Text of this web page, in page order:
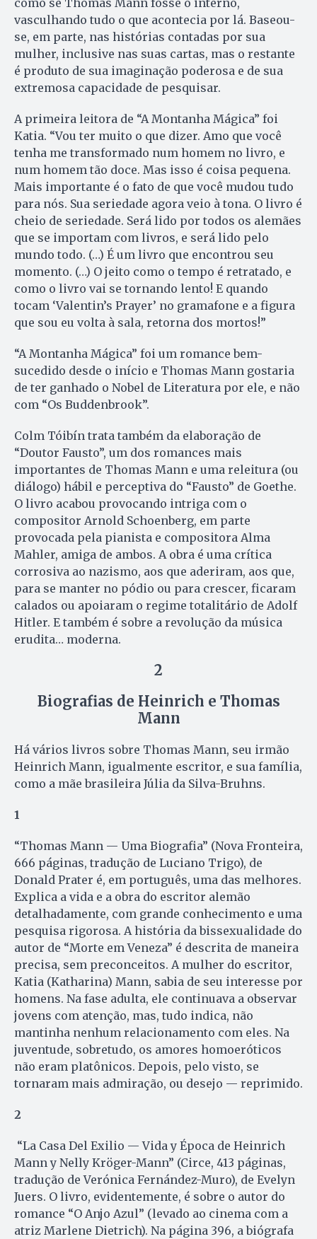
vasculhando tudo o que acontecia por lá. Baseou-
se, em parte, nas histórias contadas por sua
mulher, inclusive nas suas cartas, mas o restante
é produto de sua imaginação poderosa e de sua
extremosa capacidade de pesquisar.
A primeira leitora de “A Montanha Mágica” foi
Katia. “Vou ter muito o que dizer. Amo que você
tenha me transformado num homem no livro, e
num homem tão doce. Mas isso é coisa pequena.
Mais importante é o fato de que você mudou tudo
para nós. Sua seriedade agora veio à tona. O livro é
cheio de seriedade. Será lido por todos os alemães
que se importam com livros, e será lido pelo
mundo todo. (…) É um livro que encontrou seu
momento. (…) O jeito como o tempo é retratado, e
como o livro vai se tornando lento! E quando
tocam ‘Valentin’s Prayer’ no gramafone e a figura
que sou eu volta à sala, retorna dos mortos!”
“A Montanha Mágica” foi um romance bem-
sucedido desde o início e Thomas Mann gostaria
de ter ganhado o Nobel de Literatura por ele, e não
com “Os Buddenbrook”.
Colm Tóibín trata também da elaboração de
“Doutor Fausto”, um dos romances mais
importantes de Thomas Mann e uma releitura (ou
diálogo) hábil e perceptiva do “Fausto” de Goethe.
O livro acabou provocando intriga com o
compositor Arnold Schoenberg, em parte
provocada pela pianista e compositora Alma
Mahler, amiga de ambos. A obra é uma crítica
corrosiva ao nazismo, aos que aderiram, aos que,
para se manter no pódio ou para crescer, ficaram
calados ou apoiaram o regime totalitário de Adolf
Hitler. E também é sobre a revolução da música
erudita… moderna.
2
Biografias de Heinrich e Thomas
Mann
Há vários livros sobre Thomas Mann, seu irmão
Heinrich Mann, igualmente escritor, e sua família,
como a mãe brasileira Júlia da Silva-Bruhns.
1
“Thomas Mann — Uma Biografia” (Nova Fronteira,
666 páginas, tradução de Luciano Trigo), de
Donald Prater é, em português, uma das melhores.
Explica a vida e a obra do escritor alemão
detalhadamente, com grande conhecimento e uma
pesquisa rigorosa. A história da bissexualidade do
autor de “Morte em Veneza” é descrita de maneira
precisa, sem preconceitos. A mulher do escritor,
Katia (Katharina) Mann, sabia de seu interesse por
homens. Na fase adulta, ele continuava a observar
jovens com atenção, mas, tudo indica, não
mantinha nenhum relacionamento com eles. Na
juventude, sobretudo, os amores homoeróticos
não eram platônicos. Depois, pelo visto, se
tornaram mais admiração, ou desejo — reprimido.
2
“La Casa Del Exilio — Vida y Época de Heinrich
Mann y Nelly Kröger-Mann” (Circe, 413 páginas,
tradução de Verónica Fernández-Muro), de Evelyn
Juers. O livro, evidentemente, é sobre o autor do
romance “O Anjo Azul” (levado ao cinema com a
atriz Marlene Dietrich). Na página 396, a biógrafa